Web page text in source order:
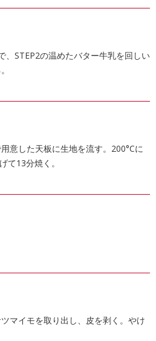
、STEP2の温めたバター牛乳を回しい
意した天板に生地を流す。200°Cに
て13分焼く。
マイモを取り出し、皮を剥く。やけ